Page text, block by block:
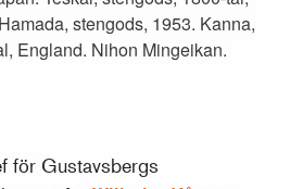
stengods, 1953. Kanna,
England. Nihon Mingeikan.
för Gustavsbergs